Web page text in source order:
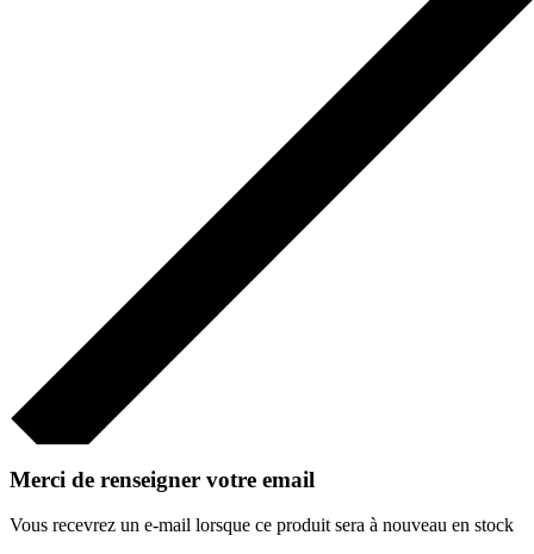
Merci de renseigner votre email
Vous recevrez un e-mail lorsque ce produit sera à nouveau en stock